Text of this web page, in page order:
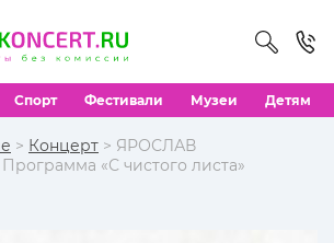
Спорт Фестивали Музеи Детям
> Концерт > ЯРОСЛАВ
«С чистого листа»